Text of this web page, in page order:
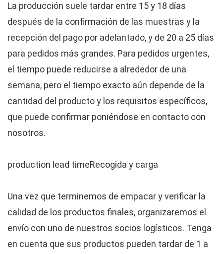
La producción suele tardar entre 15 y 18 días
después de la confirmación de las muestras y la
recepción del pago por adelantado, y de 20 a 25 días
para pedidos más grandes. Para pedidos urgentes,
el tiempo puede reducirse a alrededor de una
semana, pero el tiempo exacto aún depende de la
cantidad del producto y los requisitos específicos,
que puede confirmar poniéndose en contacto con
nosotros.
Recogida y carga
Una vez que terminemos de empacar y verificar la
calidad de los productos finales, organizaremos el
envío con uno de nuestros socios logísticos. Tenga
en cuenta que sus productos pueden tardar de 1 a